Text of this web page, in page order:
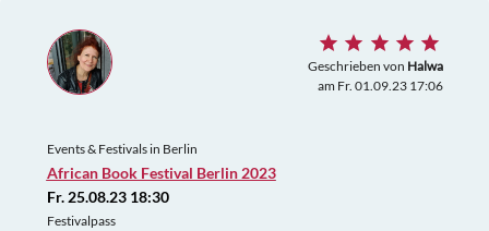
Geschrieben von Halwa
am Fr. 01.09.23 17:06
Events & Festivals in Berlin
African Book Festival Berlin 2023
Fr. 25.08.23 18:30
Festivalpass